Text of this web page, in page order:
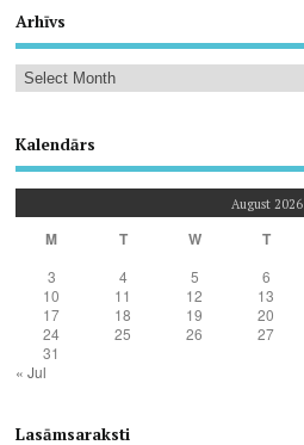
Arhīvs
Kalendārs
August 2026
M T W T
3
4 5 6
10
11 12 13
17
18 19 20
24
25 26 27
31
« Jul
Lasāmsaraksti